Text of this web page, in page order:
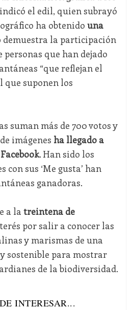
el edil, quien subrayó
ha obtenido una
demuestra la participación
que han dejado
“que reflejan el
suponen los
suman más de 700 votos y
imágenes ha llegado a
. Han sido los
sus ‘Me gusta’ han
ganadoras.
a la treintena de
por salir a conocer las
y marismas de una
sostenible para mostrar
de la biodiversidad.
INTERESAR...